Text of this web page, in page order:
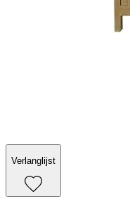
Verlanglijst